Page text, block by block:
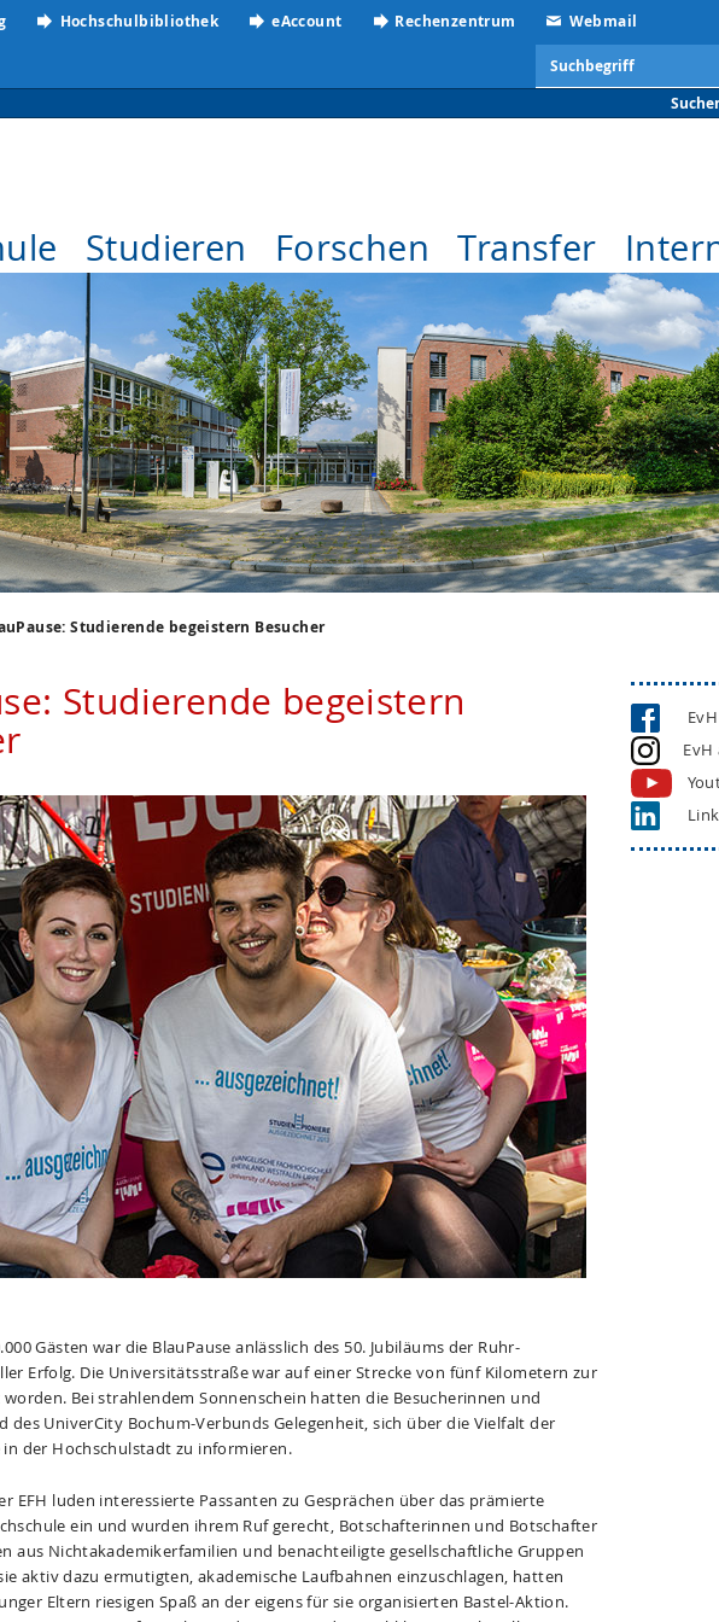
Hochschulbibliothek eAccount Rechenzentrum Webmail
Studieren Forschen Transfer
Studierende begeistern Besucher
Studierende begeistern
Gästen war die BlauPause anlässlich des 50. Jubiläums der Ruhr-
Erfolg. Die Universitätsstraße war auf einer Strecke von fünf Kilometern zur
Bei strahlendem Sonnenschein hatten die Besucherinnen und
des UniverCity Bochum-Verbunds Gelegenheit, sich über die Vielfalt der
in der Hochschulstadt zu informieren.
EFH luden interessierte Passanten zu Gesprächen über das prämierte
ein und wurden ihrem Ruf gerecht, Botschafterinnen und Botschafter
aus Nichtakademikerfamilien und benachteiligte gesellschaftliche Gruppen
aktiv dazu ermutigten, akademische Laufbahnen einzuschlagen, hatten
Eltern riesigen Spaß an der eigens für sie organisierten Bastel-Aktion.